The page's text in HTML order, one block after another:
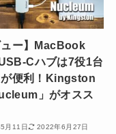
ュー】MacBook
Cハブは7役1台
便利！Kingston
」がオスス
月11日 2022年6月27日